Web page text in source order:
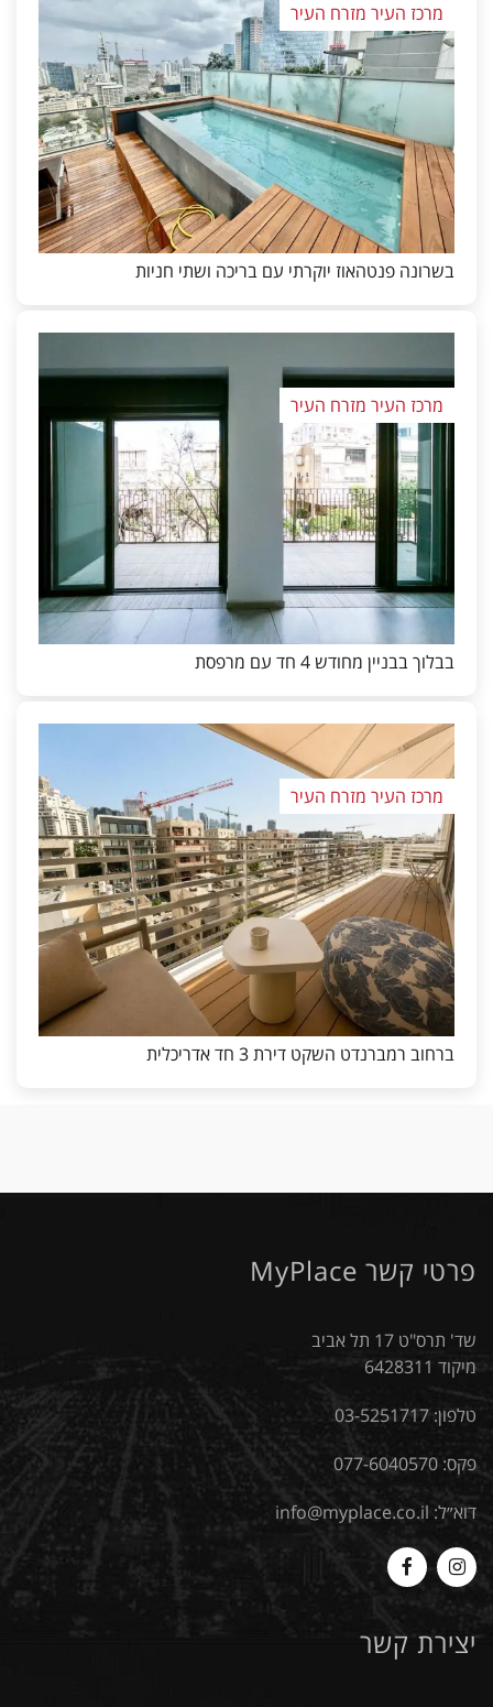
מרכז העיר מזרח העיר
בשרונה פנטהאוז יוקרתי עם בריכה ושתי חניות
מרכז העיר מזרח העיר
בבלוך בבניין מחודש 4 חד עם מרפסת
מרכז העיר מזרח העיר
ברחוב רמברנדט השקט דירת 3 חד אדריכלית
פרטי קשר MyPlace
שד' תרס"ט 17 תל אביב
מיקוד 6428311
טלפון:03-5251717
פקס: 077-6040570
דוא״ל: info@myplace.co.il
Myplace
-
Instagram
MyPlace
Facebook
יצירת קשר